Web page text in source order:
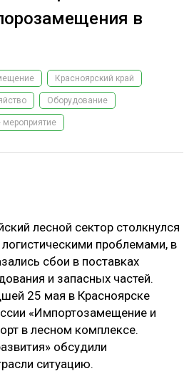
в
Красноярский край
Оборудование
мероприятие
лесной сектор столкнулся
проблемами, в
сбои в поставках
и запасных частей.
25 мая в Красноярске
«Импортозамещение и
в лесном комплексе.
обсудили
ситуацию.